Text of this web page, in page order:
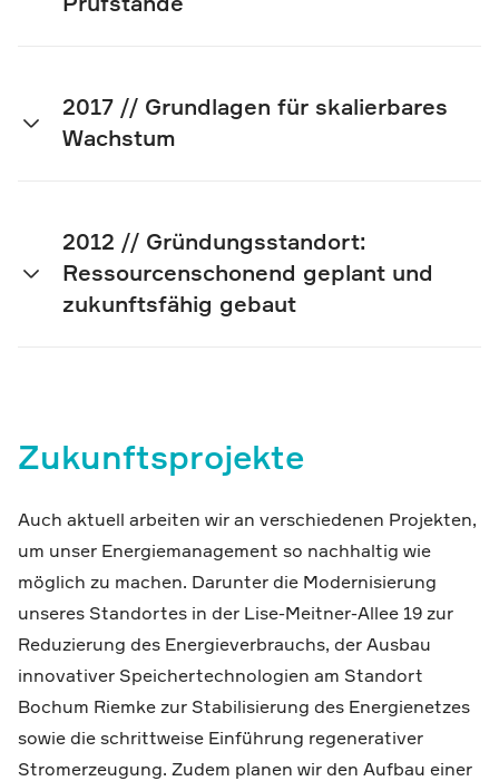
2017 // Grundlagen für skalierbares
Wachstum
2012 // Gründungsstandort:
Ressourcenschonend geplant und
zukunftsfähig gebaut
Zukunftsprojekte
Auch aktuell arbeiten wir an verschiedenen Projekten,
um unser Energiemanagement so nachhaltig wie
möglich zu machen. Darunter die Modernisierung
unseres Standortes in der Lise-Meitner-Allee 19 zur
Reduzierung des Energieverbrauchs, der Ausbau
innovativer Speichertechnologien am Standort
Bochum Riemke zur Stabilisierung des Energienetzes
sowie die schrittweise Einführung regenerativer
Stromerzeugung. Zudem planen wir den Aufbau einer